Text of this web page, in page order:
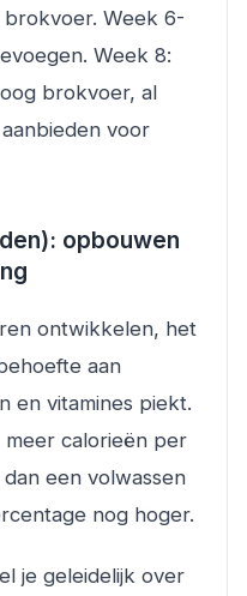
Week 6-
Week 8:
brokvoer, al
voor
opbouwen
ontwikkelen, het
aan
en vitamines piekt.
calorieën per
een volwassen
nog hoger.
je geleidelijk over